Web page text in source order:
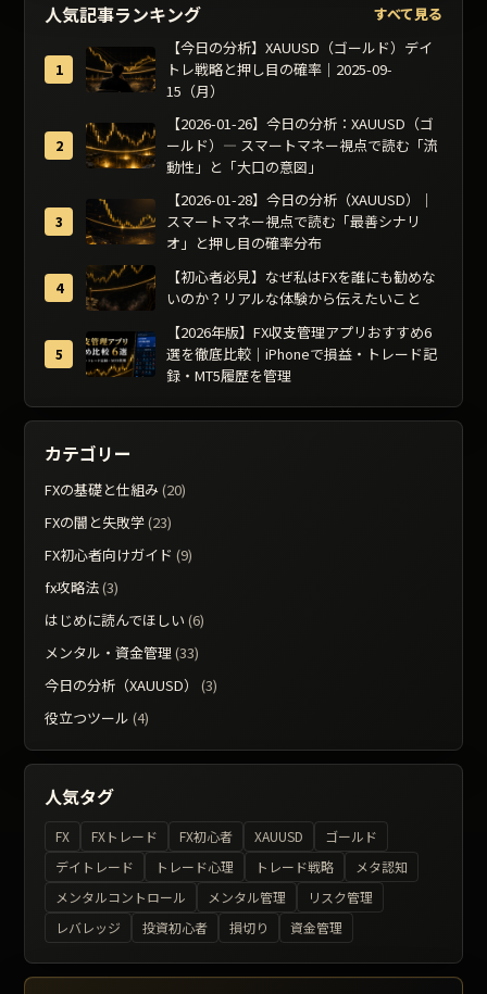
人気記事ランキング
すべて見る
【今日の分析】XAUUSD（ゴールド）デイ
トレ戦略と押し目の確率｜2025-09-
15（月）
【2026-01-26】今日の分析：XAUUSD（ゴ
ールド）— スマートマネー視点で読む「流
動性」と「大口の意図」
【2026-01-28】今日の分析（XAUUSD）｜
スマートマネー視点で読む「最善シナリ
オ」と押し目の確率分布
【初心者必見】なぜ私はFXを誰にも勧めな
いのか？リアルな体験から伝えたいこと
【2026年版】FX収支管理アプリおすすめ6
選を徹底比較｜iPhoneで損益・トレード記
録・MT5履歴を管理
カテゴリー
FXの基礎と仕組み(20)
FXの闇と失敗学(23)
FX初心者向けガイド (9)
fx攻略法(3)
はじめに読んでほしい (6)
メンタル・資金管理(33)
今日の分析（XAUUSD）
(3)
役立つツール (4)
人気タグ
FX FXトレード FX初心者 XAUUSD
ゴールド
デイトレード
トレード心理 トレード戦略
メタ認知
メンタルコントロール
メンタル管理
リスク管理
レバレッジ
投資初心者 損切り 資金管理